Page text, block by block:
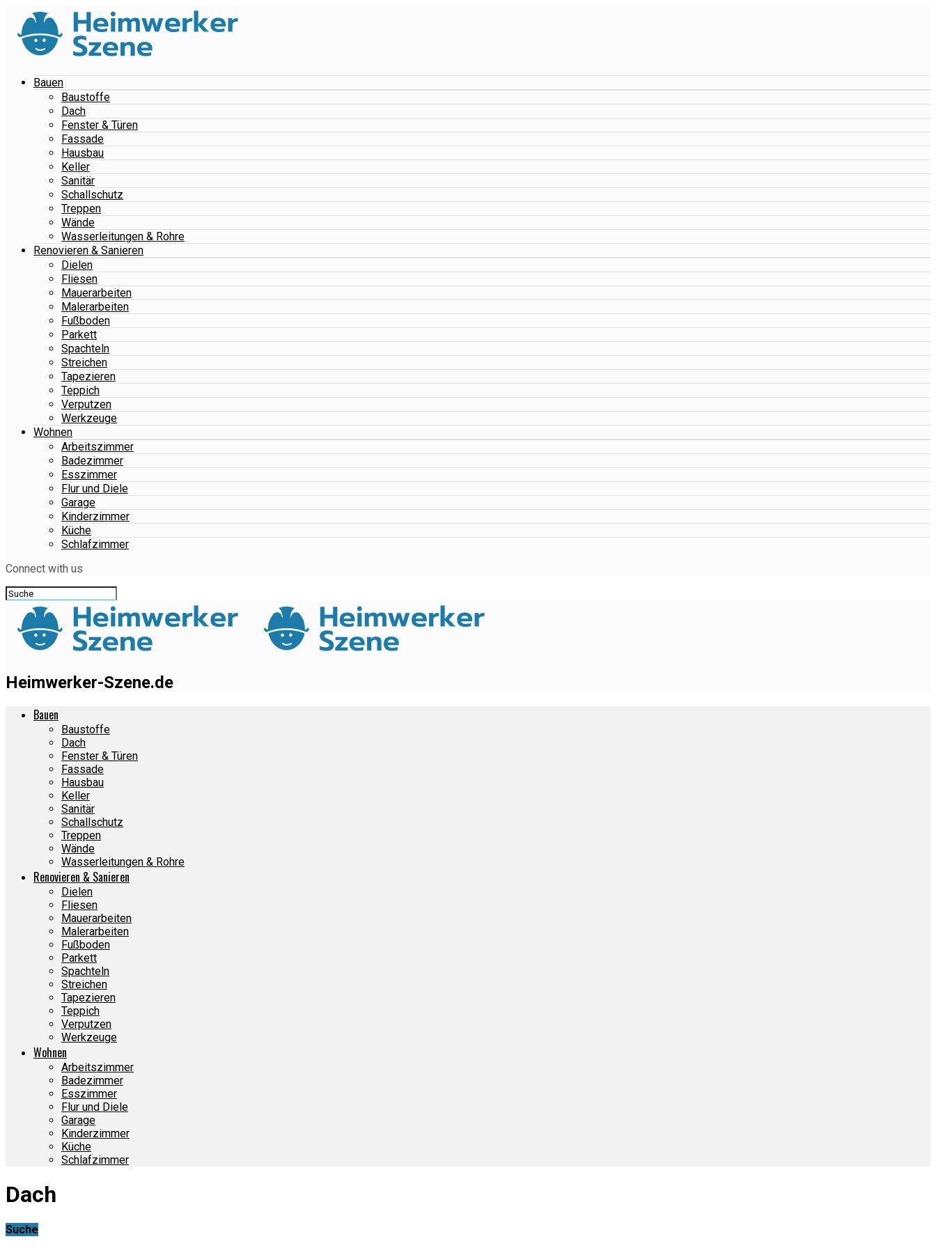
Bauen
Baustoffe
Dach
Fenster & Türen
Fassade
Hausbau
Keller
Sanitär
Schallschutz
Treppen
Wände
Wasserleitungen & Rohre
Renovieren & Sanieren
Dielen
Fliesen
Mauerarbeiten
Malerarbeiten
Fußboden
Parkett
Spachteln
Streichen
Tapezieren
Teppich
Verputzen
Werkzeuge
Wohnen
Arbeitszimmer
Badezimmer
Esszimmer
Flur und Diele
Garage
Kinderzimmer
Küche
Schlafzimmer
Connect with us
Heimwerker-Szene.de
Bauen
Baustoffe
Dach
Fenster & Türen
Fassade
Hausbau
Keller
Sanitär
Schallschutz
Treppen
Wände
Wasserleitungen & Rohre
Renovieren & Sanieren
Dielen
Fliesen
Mauerarbeiten
Malerarbeiten
Fußboden
Parkett
Spachteln
Streichen
Tapezieren
Teppich
Verputzen
Werkzeuge
Wohnen
Arbeitszimmer
Badezimmer
Esszimmer
Flur und Diele
Garage
Kinderzimmer
Küche
Schlafzimmer
Dach
Suche